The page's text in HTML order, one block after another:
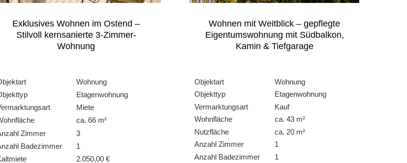
Exklusives Wohnen im Ostend –
Stilvoll kernsanierte 3-Zimmer-
Wohnung
Wohnung
Etagenwohnung
Miete
ca. 66 m²
Zimmer
3
Badezimmer
1
2.050,00 €
Wohnen mit Weitblick – gepflegte
Eigentumswohnung mit Südbalkon,
Kamin & Tiefgarage
Objektart
Wohnung
Objekttyp
Etagenwohnung
Vermarktungsart
Kauf
Wohnfläche
ca. 43 m²
Nutzfläche
ca. 20 m²
Anzahl Zimmer
1
Anzahl Badezimmer
1